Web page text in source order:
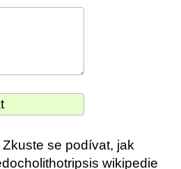
se podívat, jak
wikipedie